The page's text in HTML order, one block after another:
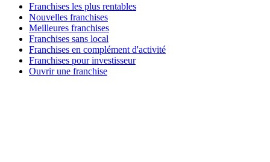
Franchises les plus rentables
Nouvelles franchises
Meilleures franchises
Franchises sans local
Franchises en complément d'activité
Franchises pour investisseur
Ouvrir une franchise